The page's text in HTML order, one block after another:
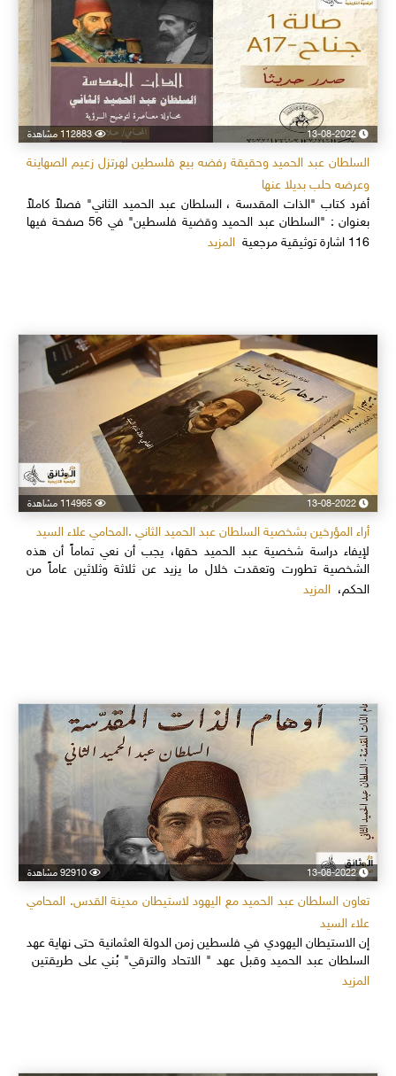
13-08-2022 112883 مشاهدة
السلطان عبد الحميد وحقيقة رفضه بيع فلسطين لهرتزل زعيم الصهاينة
وعرضه حلب بديلا عنها
أفرد كتاب "الذات المقدسة ، السلطان عبد الحميد الثاني" فصلاً كاملاً
بعنوان : "السلطان عبد الحميد وقضية فلسطين" في 56 صفحة فيها
116 اشارة توثيقية مرجعية
المزيد
13-08-2022 114965 مشاهدة
أراء المؤرخين بشخصية السلطان عبد الحميد الثاني .المحامي علاء السيد
لإيفاء دراسة شخصية عبد الحميد حقها، يجب أن نعي تماماً أن هذه
الشخصية تطورت وتعقدت خلال ما يزيد عن ثلاثة وثلاثين عاماً من
الحكم،المزيد
13-08-2022 92910 مشاهدة
تعاون السلطان عبد الحميد مع اليهود لاستيطان مدينة القدس. المحامي
علاء السيد
إن الاستيطان اليهودي في فلسطين زمن الدولة العثمانية حتى نهاية عهد
السلطان عبد الحميد وقبل عهد " الاتحاد والترقي" بُني على طريقتين
المزيد